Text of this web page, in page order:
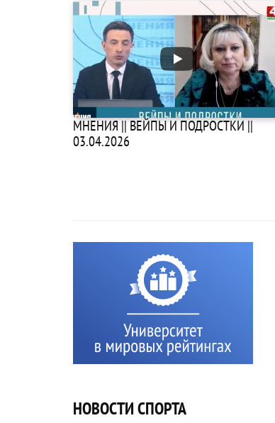
МНЕНИЯ || ВЕЙПЫ И ПОДРОСТКИ ||
03.04.2026
НОВОСТИ СПОРТА